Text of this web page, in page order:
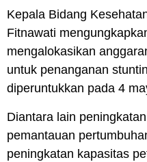
Kepala Bidang
Fitnawati
mengalokasikan
untuk penanganan
diperuntukkan pada 4
Diantara lain
pemantauan
peningkatan kapasitas